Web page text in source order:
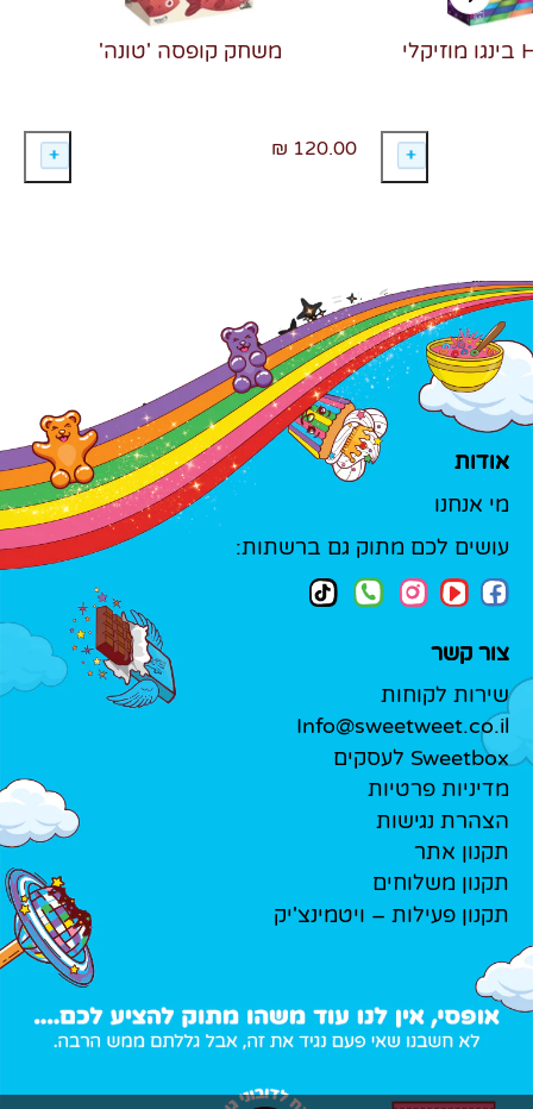
משחק קופסה 'טונה'
120.00 ₪
אודות
מי אנחנו
עושים לכם מתוק גם ברשתות:
צור קשר
שירות לקוחות
Info@sweetweet.co.il
Sweetbox לעסקים
מדיניות פרטיות
הצהרת נגישות
תקנון אתר
תקנון משלוחים
תקנון פעילות – ויטמינצ'יק